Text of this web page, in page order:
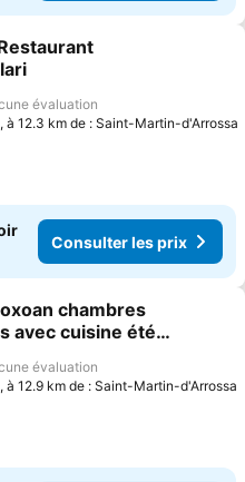
à mes favoris
les prix
évaluation
à 12.3 km de : Saint-Martin-d'Arrossa
Consulter les prix
à mes favoris
chambres
avec cuisine été
commune et
les prix
évaluation
à 12.9 km de : Saint-Martin-d'Arrossa